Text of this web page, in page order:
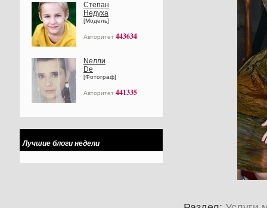
Степан
Недуха
[Модель]
Авторитет 443634
Nелли
Dе
[Фотограф]
Авторитет 441335
Лучшие блоги недели